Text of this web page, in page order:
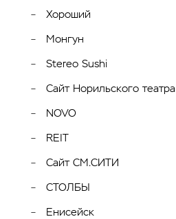
Хороший
Монгун
Stereo Sushi
Сайт Норильского театра
NOVO
REIT
Сайт СМ.СИТИ
СТОЛБЫ
Енисейск